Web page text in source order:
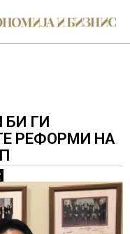
БИ ГИ
РЕФОРМИ НА